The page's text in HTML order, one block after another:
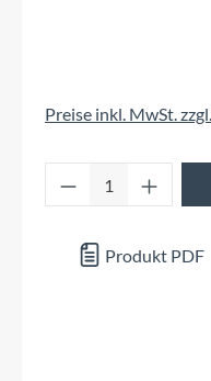
Preise inkl. MwSt.
Produkt
Produkt PDF